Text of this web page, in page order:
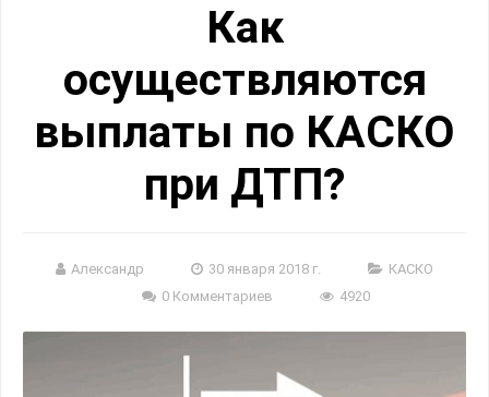
Как
осуществляются
выплаты по КАСКО
при ДТП?
Александр 30 января 2018 г.
КАСКО
0 Комментариев
4920